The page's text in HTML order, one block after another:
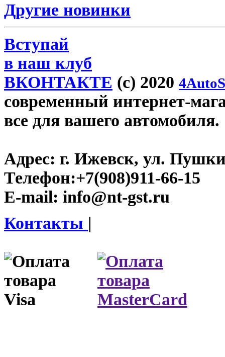
Другие новинки
Вступай
в наш клуб
ВКОНТАКТЕ (c) 2020
современный интернет-
все для вашего автомобиля.
Адрес: г. Ижевск, ул.
Телефон:+7(908)911-66-15
E-mail: info@nt-gst.ru
Контакты |